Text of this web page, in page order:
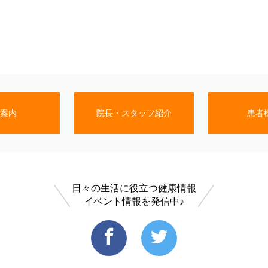
内 院長・スタッフ紹介 患者
日々の生活に役立つ健康情報
イベント情報を発信中♪